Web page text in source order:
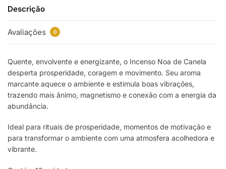
Descrição
Avaliações 0
Quente, envolvente e energizante, o Incenso Noa de Canela
desperta prosperidade, coragem e movimento. Seu aroma
marcante aquece o ambiente e estimula boas vibrações,
trazendo mais ânimo, magnetismo e conexão com a energia da
abundância.
Ideal para rituais de prosperidade, momentos de motivação e
para transformar o ambiente com uma atmosfera acolhedora e
vibrante.